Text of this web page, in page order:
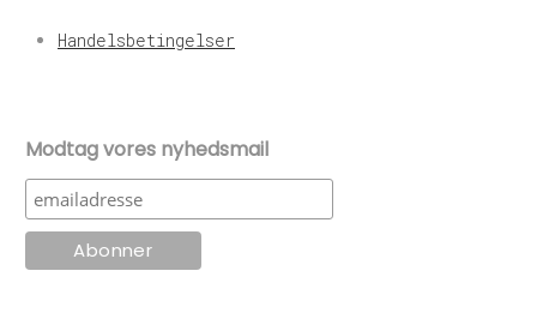
Handelsbetingelser
Modtag vores nyhedsmail